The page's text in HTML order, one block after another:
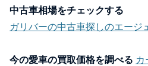
中古車相場をチェックする
ガリバーの中古車探しのエージ
今の愛車の買取価格を調べる カ